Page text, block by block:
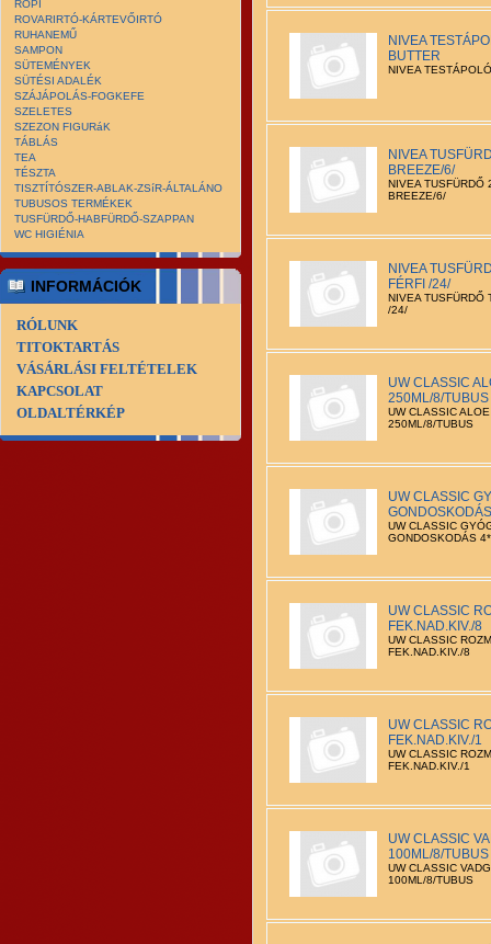
ROPI
ROVARIRTÓ-KÁRTEVŐIRTÓ
RUHANEMŰ
SAMPON
SÜTEMÉNYEK
SÜTÉSI ADALÉK
SZÁJÁPOLÁS-FOGKEFE
SZELETES
SZEZON FIGURáK
TÁBLÁS
TEA
TÉSZTA
TISZTÍTÓSZER-ABLAK-ZSíR-ÁLTALÁNO
TUBUSOS TERMÉKEK
TUSFÜRDŐ-HABFÜRDŐ-SZAPPAN
WC HIGIÉNIA
INFORMÁCIÓK
RÓLUNK
TITOKTARTÁS
VÁSÁRLÁSI FELTÉTELEK
KAPCSOLAT
OLDALTÉRKÉP
NIVEA
BUTTER
NIVEA
NIVEA
BREEZE/6/
NIVEA TUSFÜRDŐ
BREEZE/6/
NIVEA
FÉRFI /24/
NIVEA TUSFÜRDŐ
/24/
UW CLASSIC
250ML/8/TUBUS
UW CLASSIC
250ML/8/TUBUS
UW CLASSIC
UW CLASSIC
GONDOSKODÁS
UW CLASSIC
FEK.NAD.KIV./8
UW CLASSIC
FEK.NAD.KIV./8
UW CLASSIC
FEK.NAD.KIV./1
UW CLASSIC
FEK.NAD.KIV./1
UW CLASSIC
100ML/8/TUBUS
UW CLASSIC
100ML/8/TUBUS